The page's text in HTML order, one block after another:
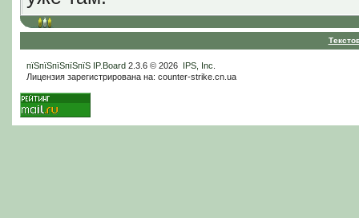
пїЅпїЅпїЅпїЅпїЅ IP.Board2.3.6 © 2026 IPS, Inc
Лицензия зарегистрирована на: counter-strike.cn.ua